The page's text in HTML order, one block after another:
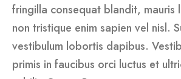
fringilla consequat blandit, mauris
non tristique enim sapien vel nisl.
vestibulum lobortis dapibus.
primis in faucibus orci luctus et